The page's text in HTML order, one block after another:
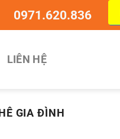
0971.620.836
LIÊN HỆ
GIA ĐÌNH